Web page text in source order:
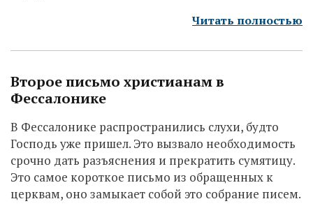
Читать полностью
Второе письмо христианам в
Фессалонике
В Фессалонике распространились слухи, будто
Господь уже пришел. Это вызвало необходимость
срочно дать разъяснения и прекратить сумятицу.
Это самое короткое письмо из обращенных к
церквам, оно замыкает собой это собрание писем.